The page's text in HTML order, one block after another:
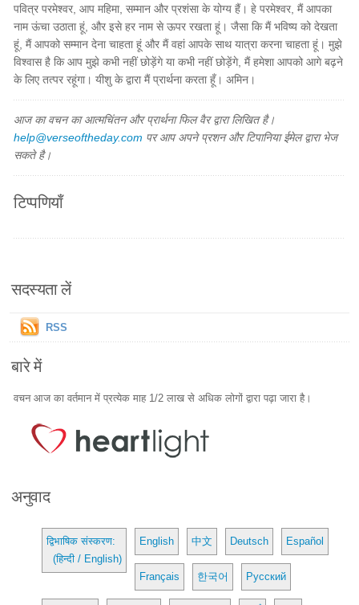
पवित्र परमेश्वर, आप महिमा, सम्मान और प्रशंसा के योग्य हैं। हे परमेश्वर, मैं आपका
नाम ऊंचा उठाता हूं, और इसे हर नाम से ऊपर रखता हूं। जैसा कि मैं भविष्य को देखता
हूं, मैं आपको सम्मान देना चाहता हूं और मैं वहां आपके साथ यात्रा करना चाहता हूं। मुझे
विश्वास है कि आप मुझे कभी नहीं छोड़ेंगे या कभी नहीं छोड़ेंगे, मैं हमेशा आपको आगे बढ़ने
के लिए तत्पर रहूंगा। यीशु के द्वारा मैं प्रार्थना करता हूँ। अमिन।
आज का वचन का आत्मचिंतन और प्रार्थना फिल वैर द्वारा लिखित है।
help@verseoftheday.com पर आप अपने प्रशन और टिपानिया ईमेल द्वारा भेज
सकते है।
टिप्पणियाँ
सदस्यता लें
RSS
बारे में
वचन आज का वर्तमान में प्रत्येक माह 1/2 लाख से अधिक लोगों द्वारा पढ़ा जारा है।
अनुवाद
द्विभाषिक संस्करण:
(हिन्दी / English)
English 中文 Deutsch Español
Français 한국어 Русский